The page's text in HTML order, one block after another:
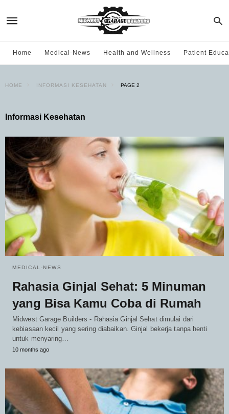
Home Medical-News Health and Wellness Patient
HOME INFORMASI KESEHATAN PAGE 2
Informasi Kesehatan
MEDICAL-NEWS
Rahasia Ginjal Sehat: 5 Minuman
yang Bisa Kamu Coba di Rumah
Midwest Garage Builders - Rahasia Ginjal Sehat dimulai dari
kebiasaan kecil yang sering diabaikan. Ginjal bekerja tanpa henti
untuk menyaring…
10 months ago